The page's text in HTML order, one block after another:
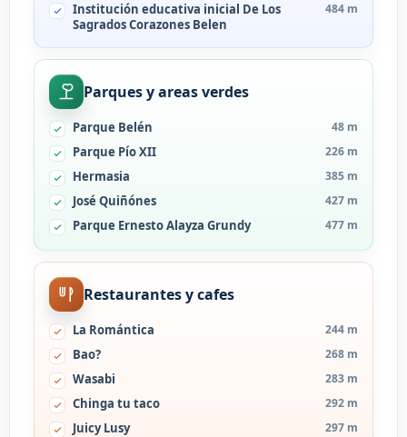
Institución educativa inicial De Los
Sagrados Corazones Belen
484 m
Parques y areas verdes
Parque Belén 48 m
Parque Pío XII 226 m
Hermasia 385 m
José Quiñónes 427 m
Parque Ernesto Alayza Grundy 477 m
Restaurantes y cafes
La Romántica 244 m
Bao? 268 m
Wasabi 283 m
Chinga tu taco 292 m
Juicy Lusy 297 m